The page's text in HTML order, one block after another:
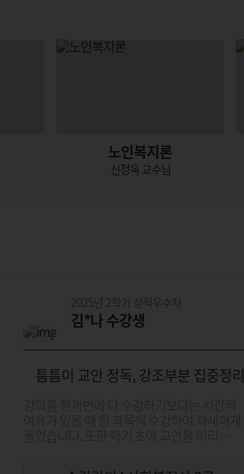
노인복지론
신정욱 교수님
2025년 2학기 성적우수자
김*나 수강생
틈틈이 교안 정독, 강조부분 집중정리
강의를 한꺼번에 다 수강하기보다는 시간적
여유가 있을 때 한 과목씩 수강하여 자세하게
들었습니다. 또한 학기 초에 교안을 미리
정독하여 읽어보고 특히 강의 중에 교수님이